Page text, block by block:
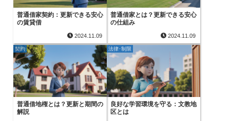
普通借家契約：更新できる安心
の賃貸借
2024.11.09
普通借家とは？更新できる安心
の仕組み
2024.11.09
契約
普通借地権とは？更新と期間の
解説
法律･制限
良好な学習環境を守る：文教地
区とは